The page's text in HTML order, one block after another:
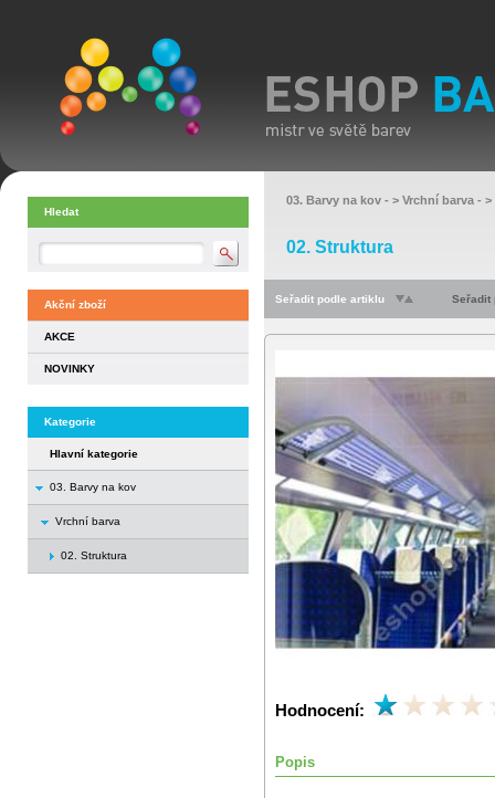
Hledat
Akční zboží
AKCE
NOVINKY
Kategorie
Hlavní kategorie
03. Barvy na kov
Vrchní barva
02. Struktura
03. Barvy na kov - > Vrchní barva - >
02. Struktura
Seřadit podle artiklu Seřadit
Hodnocení:
Popis